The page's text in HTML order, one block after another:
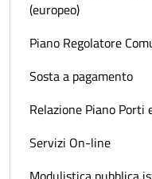
(europeo)
Piano Regolatore
Sosta a pagamento
Relazione Piano Porti
Servizi On-line